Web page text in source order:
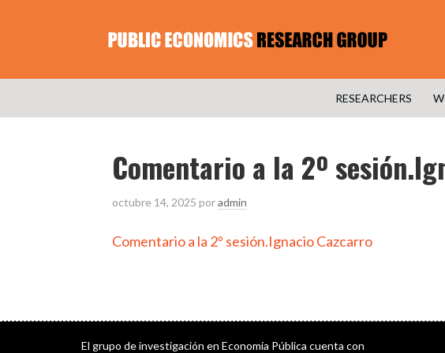
RESEARCHERS
Comentario a la 2º
octubre 14, 2025 poradmin
Comentario a la 2º sesión.Ignacio Cazcarro
El grupo de investigación en Economía Pública cuenta con